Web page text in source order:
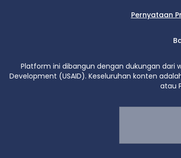
Pernyataan
Platform ini dibangun dengan dukungan dari
Development (USAID). Keseluruhan konten
atau